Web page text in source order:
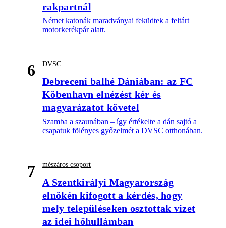
rakpartnál
Német katonák maradványai feküdtek a feltárt
motorkerékpár alatt.
6 DVSC
Debreceni balhé Dániában: az FC
Köbenhavn elnézést kér és
magyarázatot követel
Szamba a szaunában – így értékelte a dán sajtó a
csapatuk fölényes győzelmét a DVSC otthonában.
7 mészáros csoport
A Szentkirályi Magyarország
elnökén kifogott a kérdés, hogy
mely településeken osztottak vizet
az idei hőhullámban